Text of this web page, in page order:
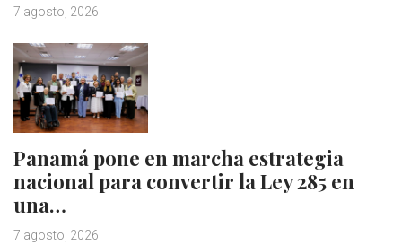
7 agosto, 2026
Panamá pone en marcha estrategia
nacional para convertir la Ley 285 en
una…
7 agosto, 2026